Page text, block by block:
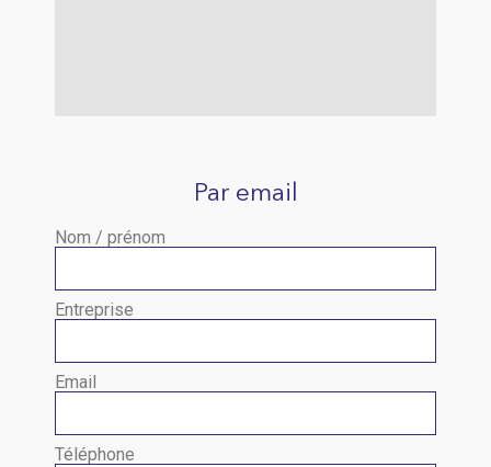
Par email
Nom / prénom
Entreprise
Email
Téléphone